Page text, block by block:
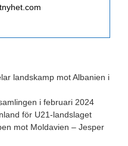
landskamp mot Albanien i
i februari 2024
för U21-landslaget
mot Moldavien – Jesper